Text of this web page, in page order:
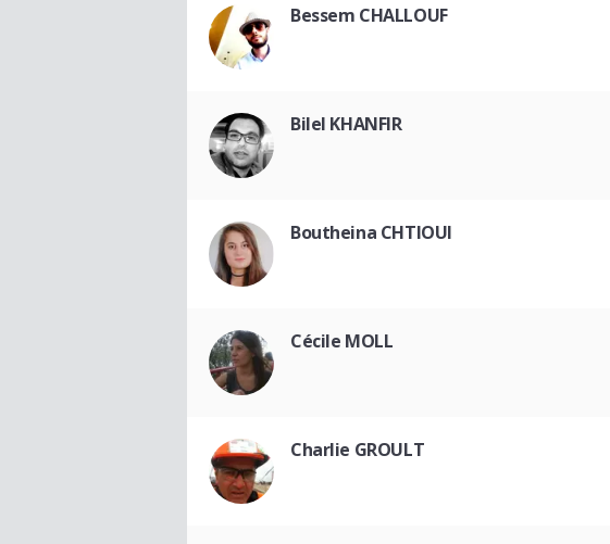
Bessem CHALLOUF
Bilel KHANFIR
Boutheina CHTIOUI
Cécile MOLL
Charlie GROULT